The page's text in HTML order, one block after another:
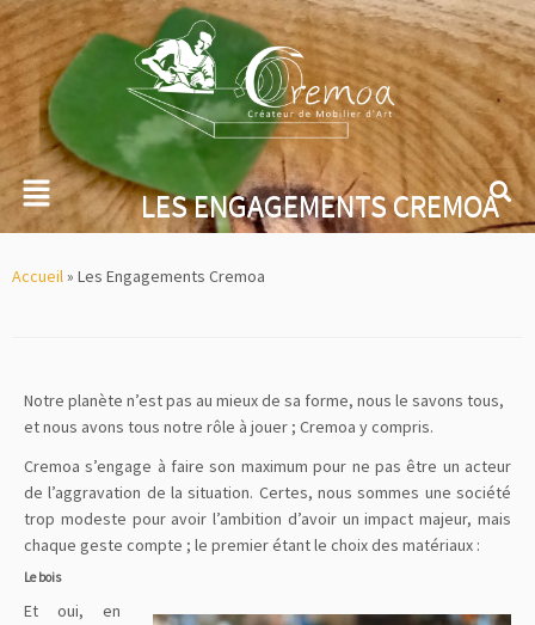
LES ENGAGEMENTS CREMOA
Accueil» Les Engagements Cremoa
Notre planète n’est pas au mieux de sa forme, nous le savons tous,
et nous avons tous notre rôle à jouer ; Cremoa y compris.
Cremoa s’engage à faire son maximum pour ne pas être un acteur
de l’aggravation de la situation. Certes, nous sommes une société
trop modeste pour avoir l’ambition d’avoir un impact majeur, mais
chaque geste compte ; le premier étant le choix des matériaux :
Le bois
Et oui, en